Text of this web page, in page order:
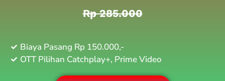
Rp 285.000
Biaya Pasang Rp 150.000,-
OTT Pilihan Catchplay+, Prime Video